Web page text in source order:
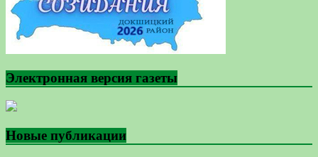
Электронная версия газеты
Новые публикации